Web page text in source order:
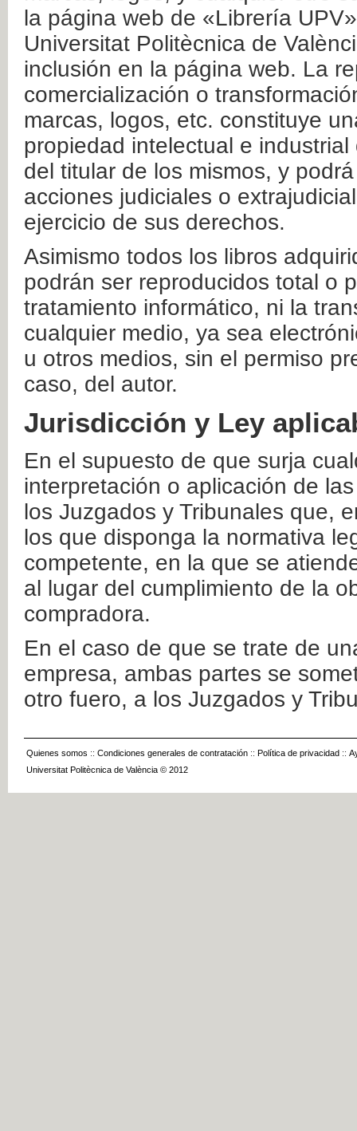
la página web de «Librería
Universitat Politècnica de
inclusión en la página web. La
comercialización o
marcas, logos, etc. constituye
propiedad intelectual e
del titular de los mismos, y
acciones judiciales o
ejercicio de sus derechos.
Asimismo todos los libros
podrán ser reproducidos total o
tratamiento informático, ni la
cualquier medio, ya sea
u otros medios, sin el permiso
caso, del autor.
Jurisdicción y Ley
En el supuesto de que surja
interpretación o aplicación de
los Juzgados y Tribunales que,
los que disponga la normativa
competente, en la que se
al lugar del cumplimiento de la
compradora.
En el caso de que se trate de
empresa, ambas partes se
otro fuero, a los Juzgados y
Quienes somos :: Condiciones generales de contratación :: Política de privacidad ::
Universitat Politècnica de València © 2012